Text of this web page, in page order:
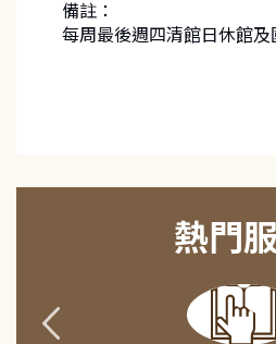
備註：
每周最後週四清館日休館
熱門